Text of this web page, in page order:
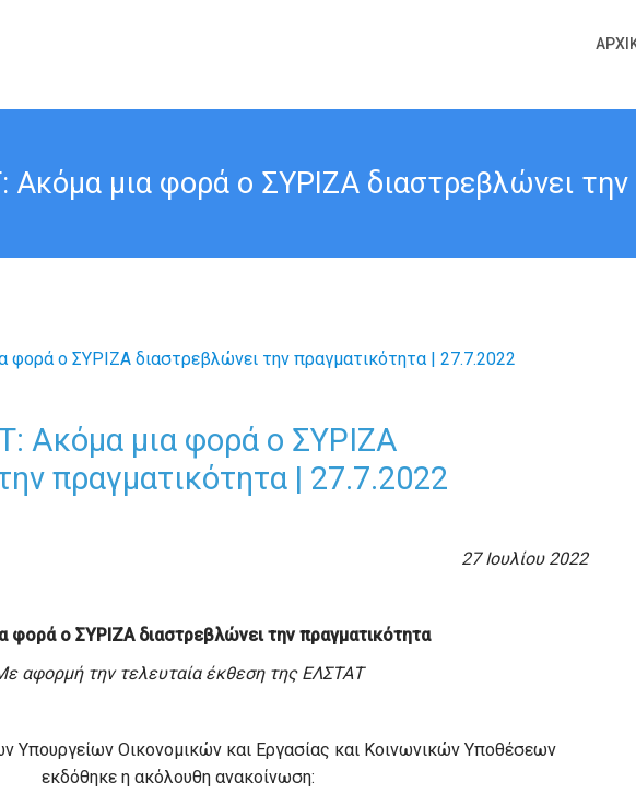
Ακόμα μια φορά ο ΣΥΡΙΖΑ διαστρεβλώνει
Ακόμα μια φορά ο ΣΥΡΙΖΑ
πραγματικότητα | 27.7.2022
27 Ιουλίου 2022
φορά ο ΣΥΡΙΖΑ διαστρεβλώνει την πραγματικότητα
αφορμή την τελευταία έκθεση της ΕΛΣΤΑΤ
Υπουργείων Οικονομικών και Εργασίας και Κοινωνικών Υποθέσεων
εκδόθηκε η ακόλουθη ανακοίνωση: